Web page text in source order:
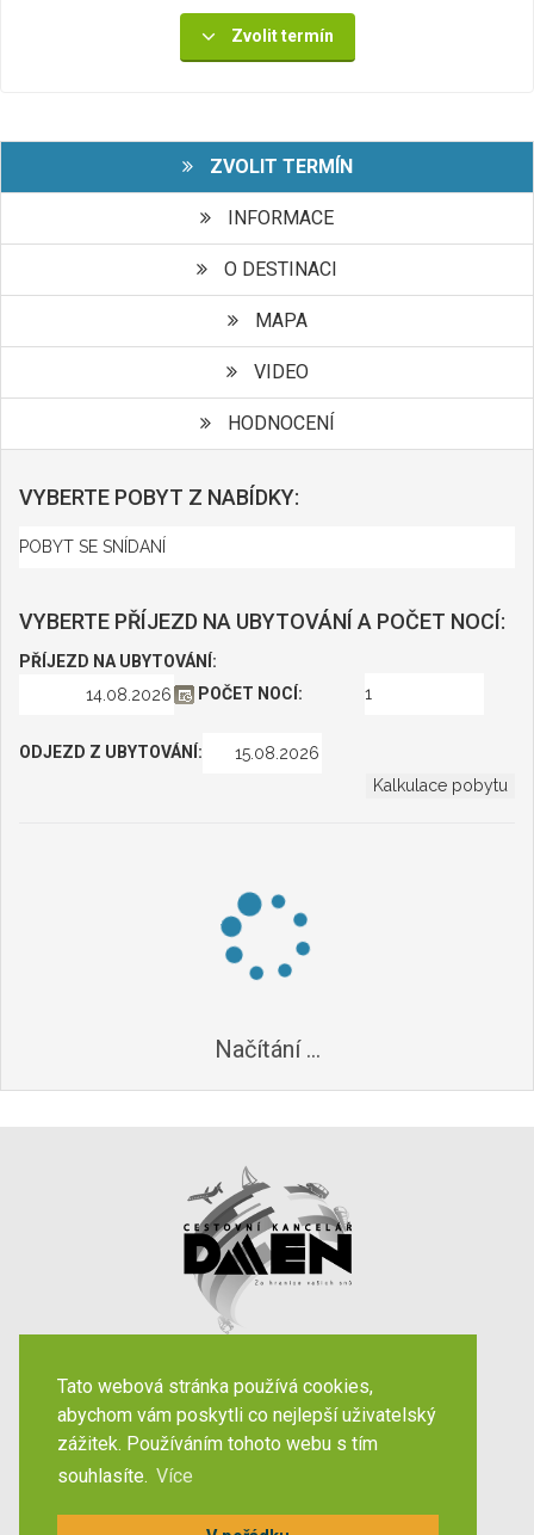
Tato webová stránka používá cookies,
abychom vám poskytli co nejlepší uživatelský
zážitek. Používáním tohoto webu s tím
souhlasíte. Více
Zvolit termín
ZVOLIT TERMÍN
INFORMACE
O DESTINACI
MAPA
VIDEO
HODNOCENÍ
VYBERTE POBYT Z NABÍDKY:
VYBERTE PŘÍJEZD NA UBYTOVÁNÍ A POČET NOCÍ:
PŘÍJEZD NA UBYTOVÁNÍ:
POČET NOCÍ:
ODJEZD Z UBYTOVÁNÍ:
UVEDENO JINAK)
Zobrazit vše
Váš spolehlivý partner již
Destinace
Důležité odkazy
Katalogy Články